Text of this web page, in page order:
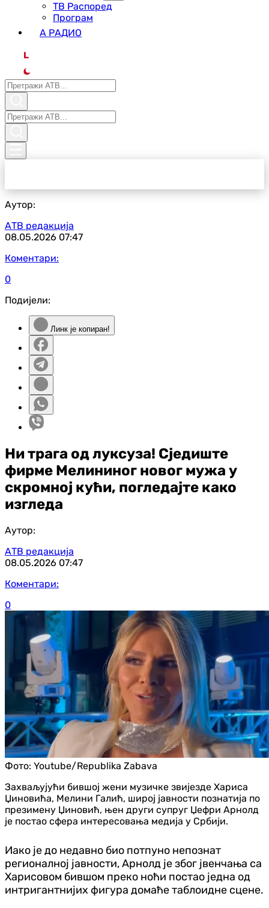
ТВ Распоред
Програм
А РАДИО
L
Аутор:
АТВ редакција
08.05.2026 07:47
Коментари:
0
Подијели:
Линк је копиран!
Ни трага од луксуза! Сједиште
фирме Мелининог новог мужа у
скромној кући, погледајте како
изгледа
Аутор:
АТВ редакција
08.05.2026 07:47
Коментари:
0
Фото: Youtube/Republika Zabava
Захваљујући бившој жени музичке звијезде Хариса
Џиновића, Мелини Галић, широј јавности познатија по
презимену Џиновић, њен други супруг Џефри Арнолд
је постао сфера интересовања медија у Србији.
Иако је до недавно био потпуно непознат
регионалној јавности, Арнолд је због јвенчања са
Харисовом бившом преко ноћи постао једна од
интригантнијих фигура домаће таблоидне сцене.